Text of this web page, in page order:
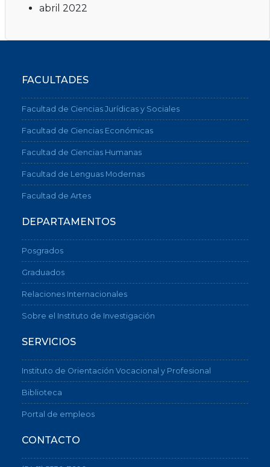
abril 2022
FACULTADES
Facultad de Ciencias Jurídicas y Sociales
Facultad de Ciencias Económicas
Facultad de Ciencias Humanas
Facultad de Lenguas Modernas
Facultad de Artes
DEPARTAMENTOS
Posgrados
Graduados
Relaciones Internacionales
Sobre el Instituto de Investigación
SERVICIOS
Instituto de Orientación Vocacional y Profesional
Biblioteca
Portal de empleos
CONTACTO